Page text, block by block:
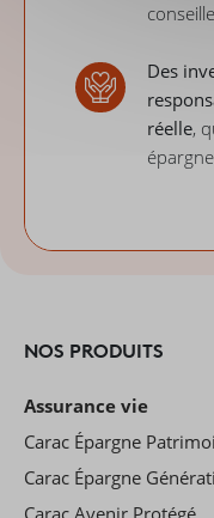
Des
réelle,
NOS PRODUITS
Assurance vie
Carac Épargne
Carac Épargne
Carac Avenir Protégé